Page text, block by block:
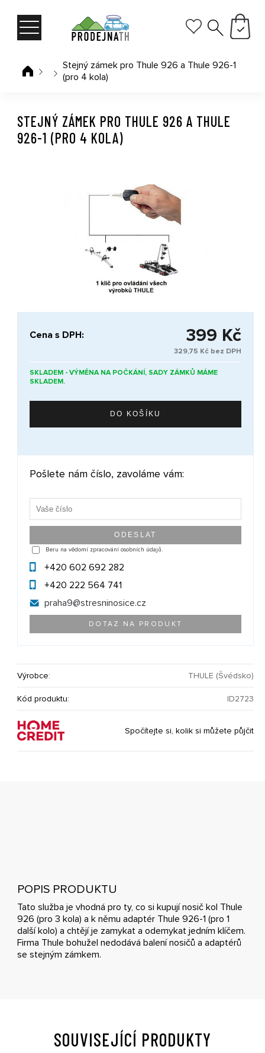
Stejný zámek pro Thule 926 a Thule 926-1
(pro 4 kola)
STEJNÝ ZÁMEK PRO THULE 926 A THULE
926-1 (PRO 4 KOLA)
Cena s DPH: 399 Kč
329,75 Kč bez DPH
SKLADEM - VÝMĚNA NA POČKÁNÍ, SADY ZÁMKŮ MÁME
SKLADEM.
Pošlete nám číslo, zavoláme vám:
Beru na vědomí zpracování osobních údajů.
+420 602 692 282
+420 222 564 741
praha9@stresninosice.cz
DOTAZ NA PRODUKT
Výrobce: THULE (Švédsko)
Kód produktu: ID2723
Spočítejte si, kolik si můžete půjčit
POPIS PRODUKTU
Tato služba je vhodná pro ty, co si kupují nosič kol Thule
926 (pro 3 kola) a k němu adaptér Thule 926-1 (pro 1
další kolo) a chtějí je zamykat a odemykat jedním klíčem.
Firma Thule bohužel nedodává balení nosičů a adaptérů
se stejným zámkem.
SOUVISEJÍCÍ PRODUKTY